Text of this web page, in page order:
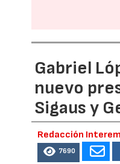
Gabriel
nuevo
Sigaus y
Redacción
7690